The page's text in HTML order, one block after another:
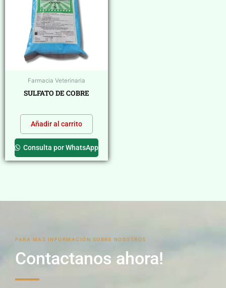
Farmacia Veterinaria
SULFATO DE COBRE
Añadir al carrito
Consulta por WhatsApp
PARA MAS INFORMACIÓN SOBRE NOSOTROS
Contactanos ahora!